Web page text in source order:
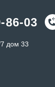
86-03
дом 33